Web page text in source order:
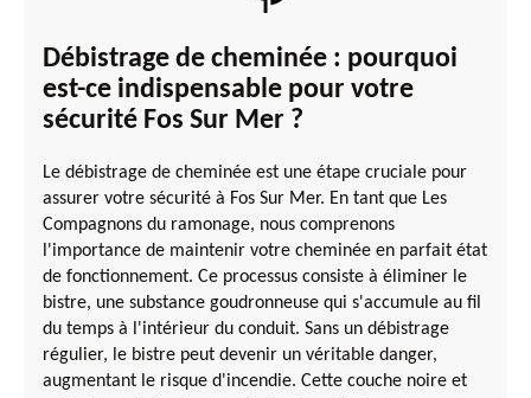
Débistrage de cheminée : pourquoi
est-ce indispensable pour votre
sécurité Fos Sur Mer ?
Le débistrage de cheminée est une étape cruciale pour
assurer votre sécurité à Fos Sur Mer. En tant que Les
Compagnons du ramonage, nous comprenons
l'importance de maintenir votre cheminée en parfait état
de fonctionnement. Ce processus consiste à éliminer le
bistre, une substance goudronneuse qui s'accumule au fil
du temps à l'intérieur du conduit. Sans un débistrage
régulier, le bistre peut devenir un véritable danger,
augmentant le risque d'incendie. Cette couche noire et